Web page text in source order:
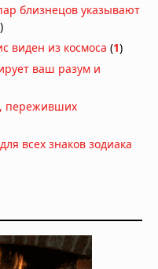
в Италии: магнитуда
повреждения и
магмой: новое
кальдер
Чикаго дважды
объявлены
близнецов указывают
)
виден из космоса (1)
ваш разум и
переживших
всех знаков зодиака